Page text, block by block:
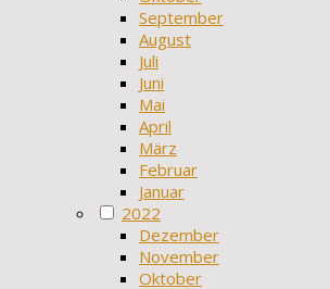
September
August
Juli
Juni
Mai
April
März
Februar
Januar
2022
Dezember
November
Oktober